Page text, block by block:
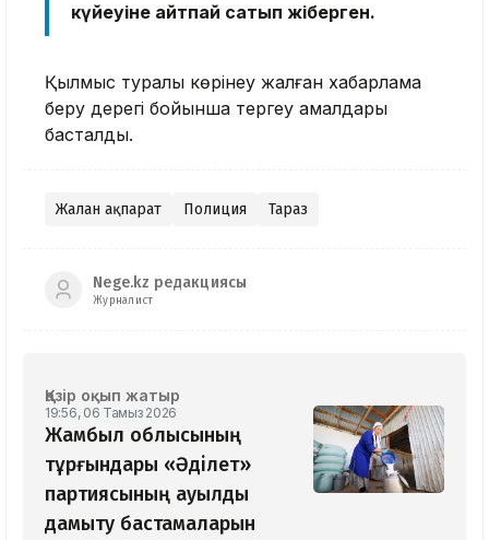
күйеуіне айтпай сатып жіберген.
Қылмыс туралы көрiнеу жалған хабарлама
беру дерегі бойынша тергеу амалдары
басталды.
Жалған ақпарат Полиция Тараз
Nege.kz редакциясы
Журналист
Қазір оқып жатыр
19:56, 06 Тамыз 2026
Жамбыл облысының
тұрғындары «Әділет»
партиясының ауылды
дамыту бастамаларын